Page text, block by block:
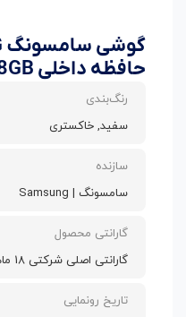
حافظه داخلی 128GB
رنگ‌بندی
سفید, خاکستری
سازنده
سامسونگ | Samsung
گارانتی محصول
گارانتی اصلی شرکتی 18 ماهه + کد رجیستری
تاریخ رونمایی